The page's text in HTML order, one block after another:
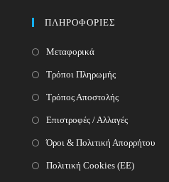
ΠΛΗΡΟΦΟΡΙΕΣ
Μεταφορικά
Τρόποι Πληρωμής
Τρόπος Αποστολής
Επιστροφές / Αλλαγές
Όροι & Πολιτική Απορρήτου
Πολιτική Cookies (ΕΕ)